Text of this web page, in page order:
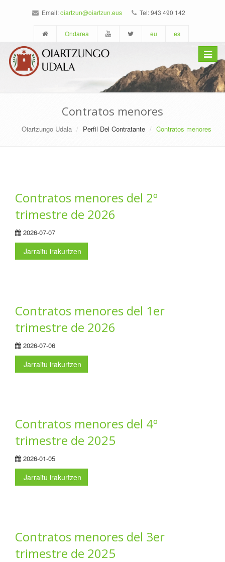
Email:oiartzun@oiartzun.eus Tel: 943 490 142
Ondarea eu es
Toggle
Contratos menores
Oiartzungo Udala Perfil Del Contratante Contratos menores
Contratos menores del 2º
trimestre de 2026
2026-07-07
Jarraitu irakurtzen
Contratos menores del 1er
trimestre de 2026
2026-07-06
Jarraitu irakurtzen
Contratos menores del 4º
trimestre de 2025
2026-01-05
Jarraitu irakurtzen
Contratos menores del 3er
trimestre de 2025